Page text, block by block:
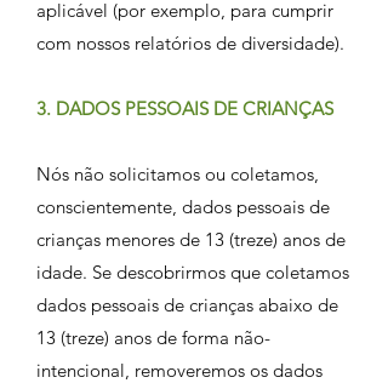
aplicável (por exemplo, para cumprir
com nossos relatórios de diversidade).
3. DADOS PESSOAIS DE CRIANÇAS
Nós não solicitamos ou coletamos,
conscientemente, dados pessoais de
crianças menores de 13 (treze) anos de
idade. Se descobrirmos que coletamos
dados pessoais de crianças abaixo de
13 (treze) anos de forma não-
intencional, removeremos os dados